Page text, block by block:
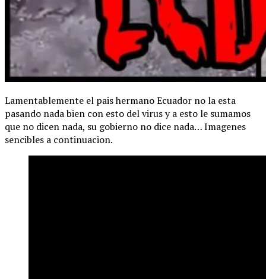
Lamentablemente el pais hermano Ecuador no la esta
pasando nada bien con esto del virus y a esto le sumamos
que no dicen nada, su gobierno no dice nada… Imagenes
sencibles a continuacion.